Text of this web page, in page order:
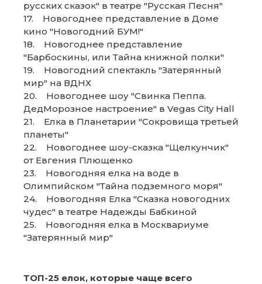
русских сказок" в театре "Русская Песня"
17. Новогоднее представление в Доме
кино "Новогодний БУМ!"
18. Новогоднее представление
"Барбоскины, или Тайна книжной полки"
19. Новогодний спектакль "Затерянный
мир" на ВДНХ
20. Новогоднее шоу "Свинка Пеппа.
ДедМорозное настроение" в Vegas City Hall
21. Елка в Планетарии "Сокровища третьей
планеты"
22. Новогоднее шоу-сказка "Щелкунчик"
от Евгения Плющенко
23. Новогодняя елка на воде в
Олимпийском "Тайна подземного моря"
24. Новогодняя Елка "Сказка новогодних
чудес" в театре Надежды Бабкиной
25. Новогодняя елка в Москвариуме
"Затерянный мир"
ТОП-25 елок, которые чаще всего